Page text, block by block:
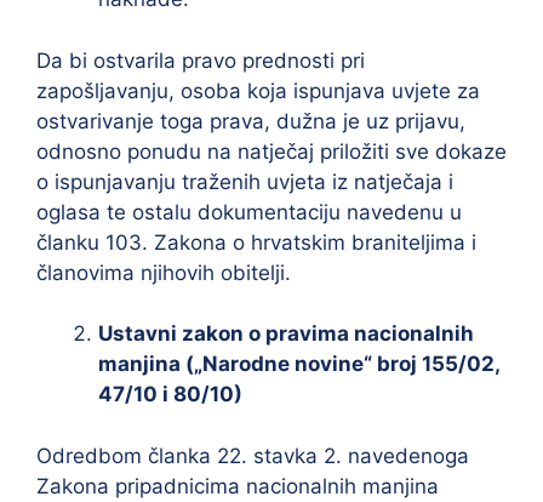
Da bi ostvarila pravo prednosti pri
zapošljavanju, osoba koja ispunjava uvjete za
ostvarivanje toga prava, dužna je uz prijavu,
odnosno ponudu na natječaj priložiti sve dokaze
o ispunjavanju traženih uvjeta iz natječaja i
oglasa te ostalu dokumentaciju navedenu u
članku 103. Zakona o hrvatskim braniteljima i
članovima njihovih obitelji.
Ustavni zakon o pravima nacionalnih
manjina („Narodne novine“ broj 155/02,
47/10 i 80/10)
Odredbom članka 22. stavka 2. navedenoga
Zakona pripadnicima nacionalnih manjina